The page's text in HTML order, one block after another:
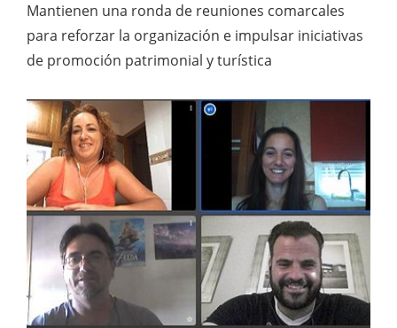
Mantienen una ronda de reuniones comarcales
para reforzar la organización e impulsar iniciativas
de promoción patrimonial y turística